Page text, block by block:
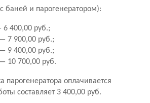
и парогенератором):
400,00 руб.;
7 900,00 руб.;
9 400,00 руб.;
10 700,00 руб.
парогенератора оплачивается
составляет 3 400,00 руб.